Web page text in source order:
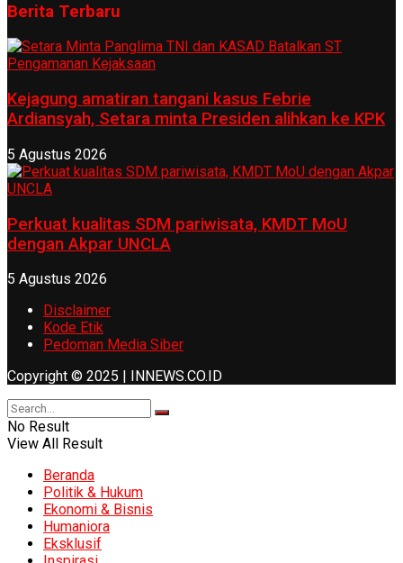
Berita Terbaru
Kejagung amatiran tangani kasus Febrie
Ardiansyah, Setara minta Presiden alihkan ke KPK
5 Agustus 2026
Perkuat kualitas SDM pariwisata, KMDT MoU
dengan Akpar UNCLA
5 Agustus 2026
Disclaimer
Kode Etik
Pedoman Media Siber
Copyright © 2025 | INNEWS.CO.ID
No Result
View All Result
Beranda
Politik & Hukum
Ekonomi & Bisnis
Humaniora
Eksklusif